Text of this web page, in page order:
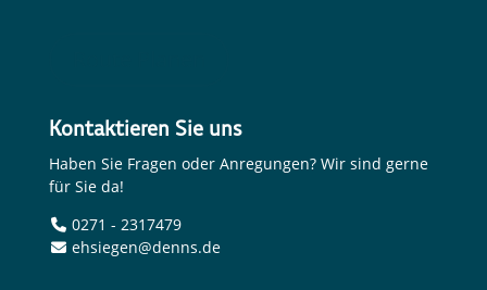
Kontaktieren Sie uns
Haben Sie Fragen oder Anregungen? Wir sind gerne
für Sie da!
0271 - 2317479
ehsiegen@denns.de